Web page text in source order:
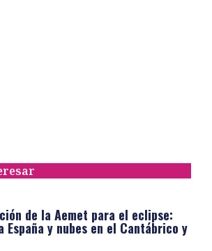
de la Aemet para el eclipse:
España y nubes en el Cantábrico y